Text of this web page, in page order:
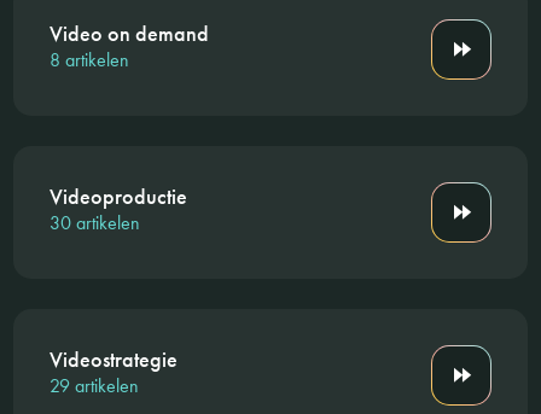
Video on demand
8 artikelen
Videoproductie
30 artikelen
Videostrategie
29 artikelen